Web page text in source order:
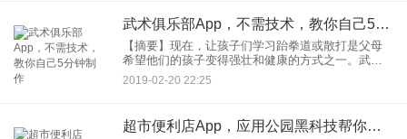
武术俱乐部App，不需技术，教你自己5分钟制作
【摘要】现在，让孩子们学习跆拳道或散打是父母
希望他们的孩子变得强壮和健康的方式之一。武术
搏击App应用程序的定制开发，可以帮助武馆建立师
生之间的交流平台，帮助家长了解孩子的学习情
2019-02-20 22:25
超市便利店App，应用公园黑科技帮你节省90%